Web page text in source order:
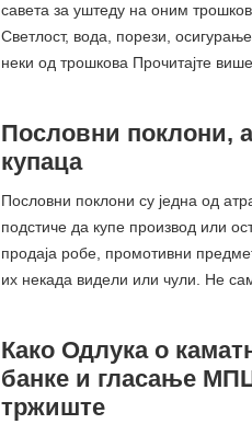
савета за уштеду на оним
Светлост, вода, порези,
неки од трошкова Прочитајте
Пословни поклони,
купаца
Пословни поклони су једна од
подстиче да купе производ или
продаја робе, промотивни
их некада видели или чули. Не
Како Одлука о
банке и гласање
тржиште